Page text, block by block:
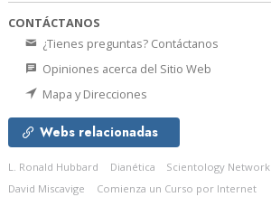
CONTÁCTANOS
¿Tienes preguntas? Contáctanos
Opiniones acerca del Sitio Web
Mapa y Direcciones
Webs relacionadas
L. Ronald Hubbard Dianética Scientology Network
David Miscavige
Comienza un Curso por Internet